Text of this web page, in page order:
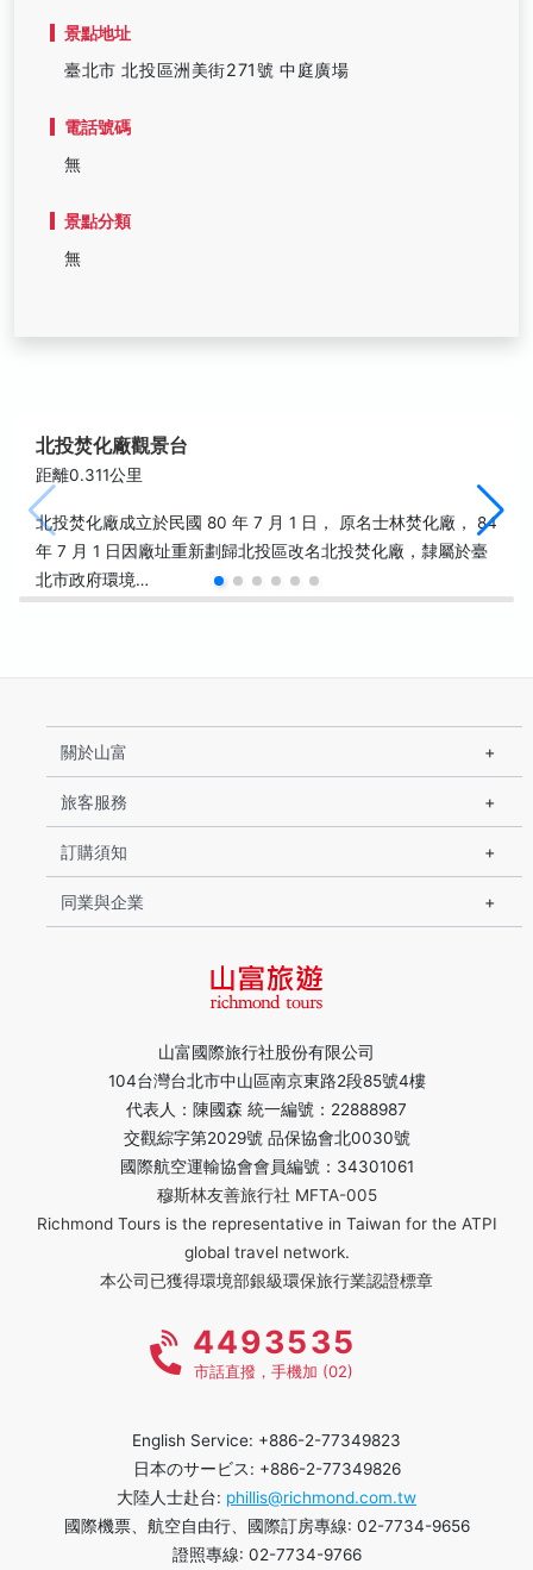
景點地址
臺北市 北投區洲美街271號 中庭廣場
電話號碼
無
景點分類
無
北投焚化廠觀景台
距離0.311公里
北投焚化廠成立於民國 80 年 7 月 1 日， 原名士林焚化廠， 84
年 7 月 1 日因廠址重新劃歸北投區改名北投焚化廠，隸屬於臺
北市政府環境…
山富國際旅行社股份有限公司
104台灣台北市中山區南京東路2段85號4樓
代表人：陳國森 統一編號：22888987
交觀綜字第2029號 品保協會北0030號
國際航空運輸協會會員編號：34301061
穆斯林友善旅行社 MFTA-005
Richmond Tours is the representative in Taiwan for the ATPI
global travel network.
本公司已獲得環境部銀級環保旅行業認證標章
關於山富
旅客服務
訂購須知
同業與企業
4493535
市話直撥，手機加 (02)
English Service: +886-2-77349823
日本のサービス: +886-2-77349826
大陸人士赴台: phillis@richmond.com.tw
國際機票、航空自由行、國際訂房專線: 02-7734-9656
證照專線: 02-7734-9766